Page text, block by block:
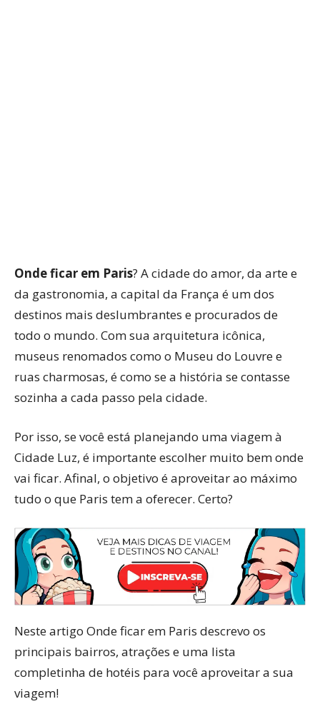
Onde ficar em Paris? A cidade do amor, da arte e
da gastronomia, a capital da França é um dos
destinos mais deslumbrantes e procurados de
todo o mundo. Com sua arquitetura icônica,
museus renomados como o Museu do Louvre e
ruas charmosas, é como se a história se contasse
sozinha a cada passo pela cidade.
Por isso, se você está planejando uma viagem à
Cidade Luz, é importante escolher muito bem onde
vai ficar. Afinal, o objetivo é aproveitar ao máximo
tudo o que Paris tem a oferecer. Certo?
Neste artigo Onde ficar em Paris descrevo os
principais bairros, atrações e uma lista
completinha de hotéis para você aproveitar a sua
viagem!